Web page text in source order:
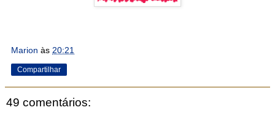
Marion às 20:21
Compartilhar
49 comentários: